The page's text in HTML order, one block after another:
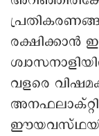
രക്ഷിക്കാൻ
വളരെ